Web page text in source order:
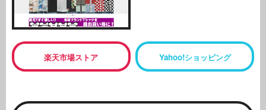
楽天市場ストア Yahoo!ショッピング